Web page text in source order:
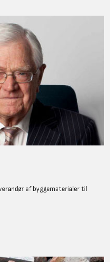
af byggematerialer til